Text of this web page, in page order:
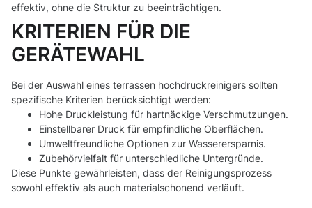
effektiv, ohne die Struktur zu beeinträchtigen.
KRITERIEN FÜR DIE
GERÄTEWAHL
Bei der Auswahl eines terrassen hochdruckreinigers sollten
spezifische Kriterien berücksichtigt werden:
Hohe Druckleistung für hartnäckige Verschmutzungen.
Einstellbarer Druck für empfindliche Oberflächen.
Umweltfreundliche Optionen zur Wasserersparnis.
Zubehörvielfalt für unterschiedliche Untergründe.
Diese Punkte gewährleisten, dass der Reinigungsprozess
sowohl effektiv als auch materialschonend verläuft.